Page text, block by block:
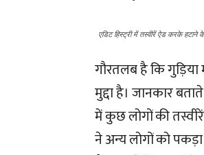
एडिट हिस्ट्री में तस्वीरें ऐड करके हटाने
गौरतलब है कि
मुद्दा है। जानकार
में कुछ लोगों की
ने अन्य लोगों को